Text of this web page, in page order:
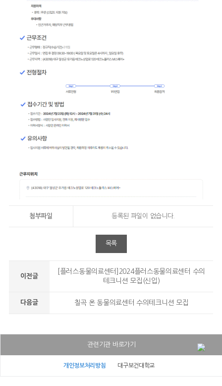
첨부파일 등록된 파일이 없습니다.
목록
이전글
[플러스동물의료센터]2024플러스동물의료센터 수의
테크니션 모집(신입)
다음글 칠곡 온 동물의료센터 수의테크니션 모집
관련기관 바로가기
대구보건대학교병원
대구보건대학교
개인정보처리방침 대구보건대학교